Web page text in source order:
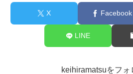
X Facebook
LINE
keihiramatsuをフォ